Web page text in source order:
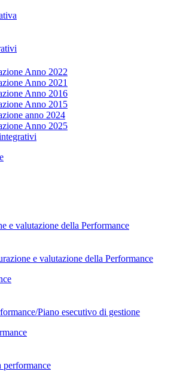
Anno 2022
Anno 2021
Anno 2016
Anno 2015
anno 2024
Anno 2025
e valutazione della Performance
e valutazione della Performance
Piano esecutivo di gestione
performance